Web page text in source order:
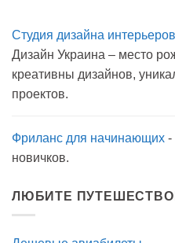
Вода
мылом
прогулку
антисептик.
Студия дизайна интерьеров
Дизайн Украина – место
креативны дизайнов,
проектов.
Фриланс для начинающих -
новичков.
ЛЮБИТЕ